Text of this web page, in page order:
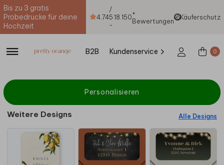
Bis zu 3 gratis
Probedrucke für deine
Hochzeit
4.74
/
5
-
18.150+
Bewertungen
Käuferschutz
B2B Kundenservice 0
Personalisieren
Weitere Designs Alle Designs